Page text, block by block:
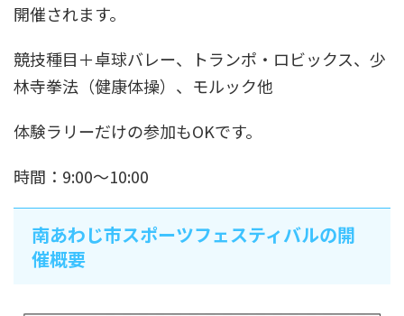
開催されます。
競技種目＋卓球バレー、トランポ・ロビックス、少
林寺拳法（健康体操）、モルック他
体験ラリーだけの参加もOKです。
時間：9:00～10:00
南あわじ市スポーツフェスティバルの開
催概要